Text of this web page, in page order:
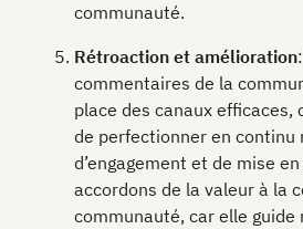
communauté.
Rétroaction et amélioration
commentaires de la
place des canaux efficaces,
de perfectionner en continu
d’engagement et de mise
accordons de la valeur à la
communauté, car elle guide